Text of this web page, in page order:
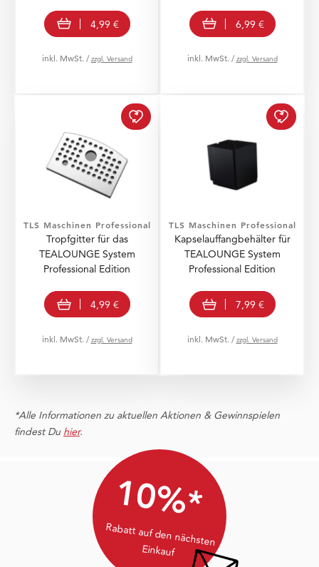
In den Warenkorb
4,99 €
inkl. MwSt. /zzgl. Versand
In den Warenkorb
6,99 €
inkl. MwSt. /zzgl. Versand
Tropfgitter für das
TLS Maschinen Professional
Tropfgitter für das
TEALOUNGE System
Professional Edition
In den Warenkorb
4,99 €
inkl. MwSt. /zzgl. Versand
TLS Maschinen Professional
Kapselauffangbehälter für
TEALOUNGE System
Professional Edition
In den Warenkorb
7,99 €
inkl. MwSt. /zzgl. Versand
*Alle Informationen zu aktuellen Aktionen & Gewinnspielen
findest Du hier.
10%*
Rabatt auf den nächsten
Einkauf